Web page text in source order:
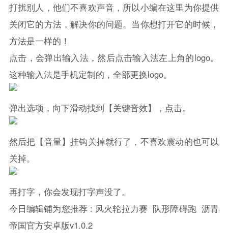
打扰别人，他们不喜欢声音，所以小编在这里为你提供
关闭它的方法，解决你的问题。当你想打开它的时候，
方法是一样的！
点击，会弹出输入法，然后点击输入法左上角的logo。
这种输入法是手机定制的，全部更换logo。
弹出选项，向下滑动找到【关键音效】，点击。
然后把【音量】挂钩关掉就行了，不喜欢震动的也可以
关掉。
再打字，你会发现打字声没了。
今日编辑铺为您推荐 : 风火轮拉力赛 队形障碍跑 沥青
帝国官方安卓版v1.0.2